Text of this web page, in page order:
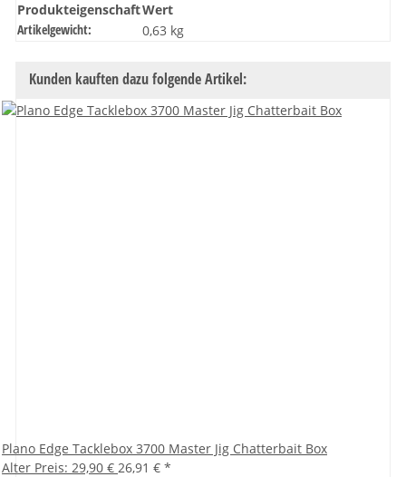
ProdukteigenschaftWert
Artikelgewicht:
0,63 kg
Kunden kauften dazu folgende Artikel:
Plano Edge Tacklebox 3700 Master Jig Chatterbait Box
Alter Preis: 29,90 € 26,91 € *